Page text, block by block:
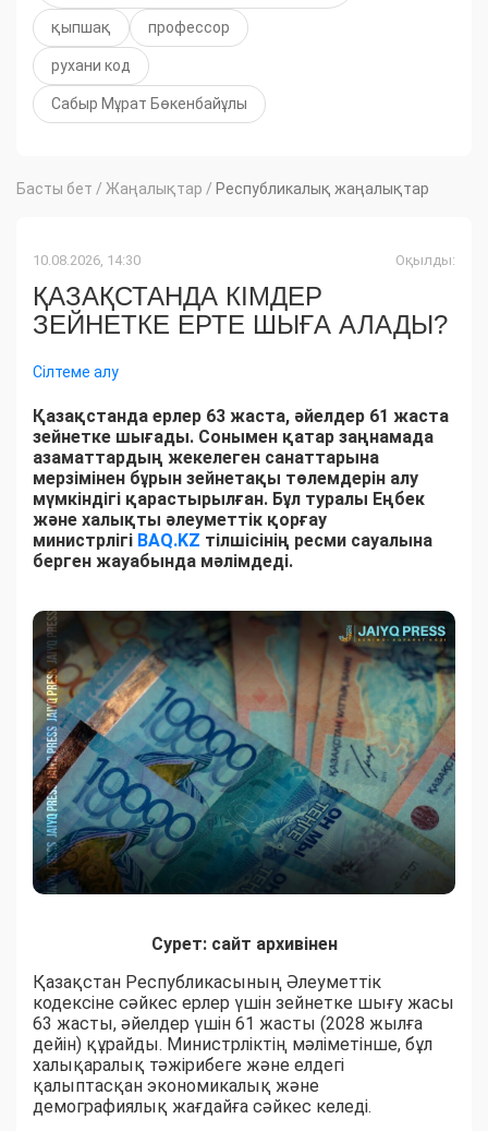
қыпшақ профессор
рухани код
Сабыр Мұрат Бөкенбайұлы
Басты бет / Жаңалықтар / Республикалық жаңалықтар
10.08.2026, 14:30 Оқылды:
ҚАЗАҚСТАНДА КІМДЕР
ЗЕЙНЕТКЕ ЕРТЕ ШЫҒА АЛАДЫ?
Сілтеме алу
Қазақстанда ерлер 63 жаста, әйелдер 61 жаста
зейнетке шығады. Сонымен қатар заңнамада
азаматтардың жекелеген санаттарына
мерзімінен бұрын зейнетақы төлемдерін алу
мүмкіндігі қарастырылған. Бұл туралы Еңбек
және халықты әлеуметтік қорғау
министрлігі BAQ.KZ тілшісінің ресми сауалына
берген жауабында мәлімдеді.
Сурет: сайт архивінен
Қазақстан Республикасының Әлеуметтік
кодексіне сәйкес ерлер үшін зейнетке шығу жасы
63 жасты, әйелдер үшін 61 жасты (2028 жылға
дейін) құрайды. Министрліктің мәліметінше, бұл
халықаралық тәжірибеге және елдегі
қалыптасқан экономикалық және
демографиялық жағдайға сәйкес келеді.